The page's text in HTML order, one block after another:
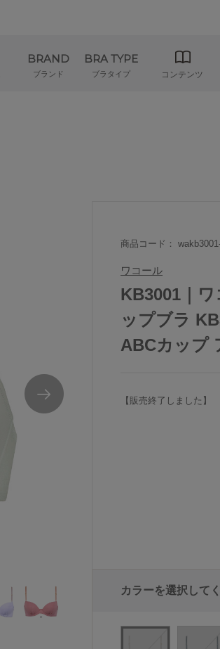
BRAND
ブランド
BRA TYPE
ブラタイプ コンテンツ
商品コード：
ワコール
KB3001｜
ップブラ
ABCカップ
【販売終了しました】
カラーを選択して